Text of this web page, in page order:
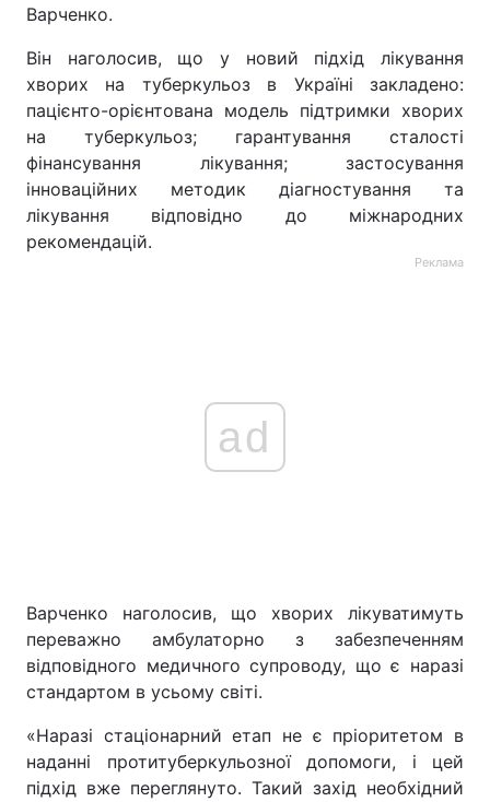
Відео з Youtube
Інтерв'ю Думки
Архів Вакансії
Контакти
Варченко.
Він наголосив, що у новий підхід лікування
хворих на туберкульоз в Україні закладено:
пацієнто-орієнтована модель підтримки хворих
на туберкульоз; гарантування сталості
фінансування лікування; застосування
інноваційних методик діагностування та
лікування відповідно до міжнародних
рекомендацій.
Реклама
ad
Варченко наголосив, що хворих лікуватимуть
переважно амбулаторно з забезпеченням
відповідного медичного супроводу, що є наразі
стандартом в усьому світі.
«Наразі стаціонарний етап не є пріоритетом в
наданні протитуберкульозної допомоги, і цей
підхід вже переглянуто. Такий захід необхідний